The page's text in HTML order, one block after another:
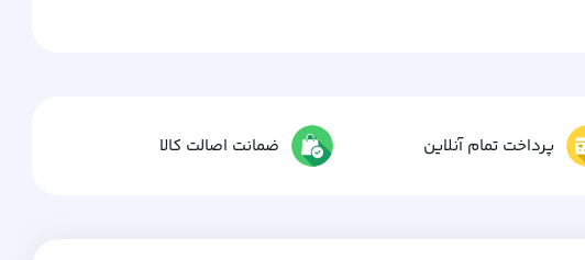
پرداخت تمام آنلاین ضمانت اصالت کالا